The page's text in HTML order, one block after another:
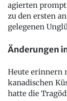
agierten
zu den ersten
gelegenen
Änderungen
Heute erinnern
kanadischen
hatte die